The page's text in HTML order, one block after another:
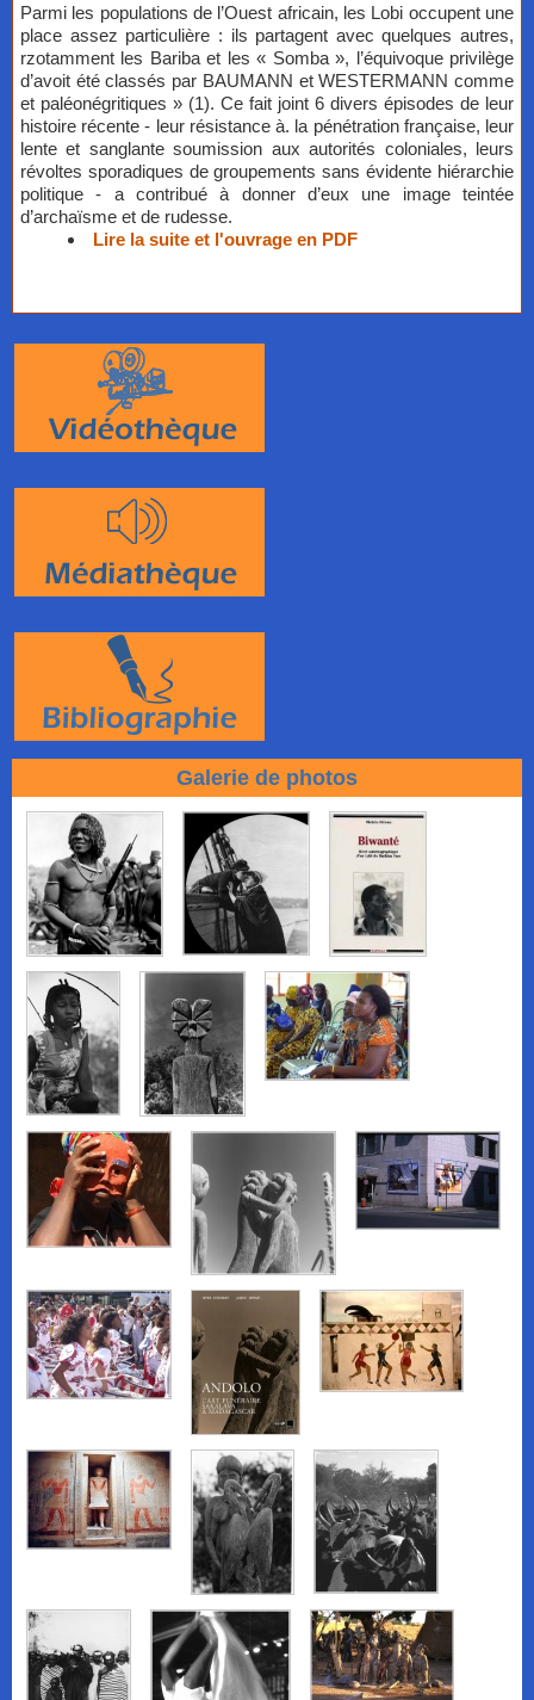
Galerie de photos
Parmi les populations de l’Ouest africain, les Lobi occupent une
place assez particulière : ils partagent avec quelques autres,
rzotamment les Bariba et les « Somba », l’équivoque privilège
d’avoit été classés par BAUMANN et WESTERMANN comme
et paléonégritiques » (1). Ce fait joint 6 divers épisodes de leur
histoire récente - leur résistance à. la pénétration française, leur
lente et sanglante soumission aux autorités coloniales, leurs
révoltes sporadiques de groupements sans évidente hiérarchie
politique - a contribué à donner d’eux une image teintée
d’archaïsme et de rudesse.
Lire la suite et l'ouvrage en PDF